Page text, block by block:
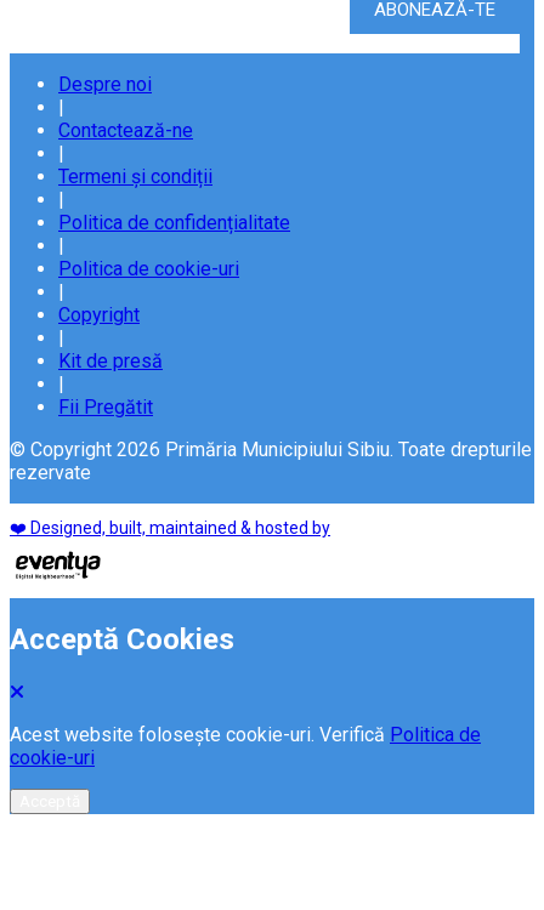
Despre noi
|
Contactează-ne
|
Termeni și condiții
|
Politica de confidențialitate
|
Politica de cookie-uri
|
Copyright
|
Kit de presă
|
Fii Pregătit
© Copyright 2026 Primăria Municipiului Sibiu. Toate drepturile
rezervate
❤️ Designed, built, maintained & hosted by
Acceptă Cookies
Acest website folosește cookie-uri. Verifică Politica de
cookie-uri